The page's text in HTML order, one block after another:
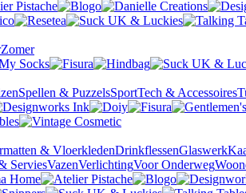
Zomer
Spellen & PuzzelsSportTech & Accessoires
& VloerkledenDrinkflessenGlaswerk
ServiesVazenVerlichtingVoor Onderweg